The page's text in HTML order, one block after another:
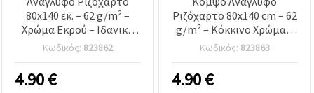
80x140 εκ. – 62 g/m² –
Χρώμα Εκρού – Ιδανικό
για Ντεκουπάζ,
Χειροτεχνίες &
Καλλιτεχνικές
Δημιουργίες
Κωδικός: 823862
4.90€
Ριζόχαρτο 80x140 cm – 62
g/m² – Κόκκινο Χρώμα –
Ιδανικό για Ντεκουπάζ,
DIY Κατασκευές &
Καλλιτεχνικές
Διακοσμήσεις
Κωδικός: 823863
4.90€